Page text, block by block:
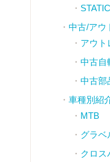
STATIC
中古/アウ
アウト
中古自
中古部
車種別紹
MTB
グラベ
クロス